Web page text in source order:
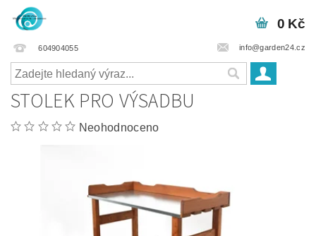
604904055 info@garden24.cz
0 Kč
STOLEK PRO VÝSADBU
Neohodnoceno